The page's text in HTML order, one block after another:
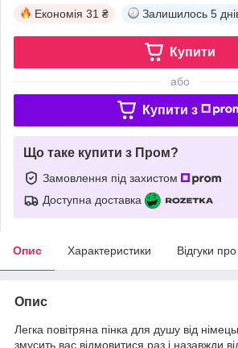
Економія 31 ₴ Залишилось 5
Купити
або
Купити з
Що таке купити з Пром?
Замовлення під захистом
Доступна доставка
Опис Характеристики Відгуки
Опис
Легка повітряна пінка для душу від
змусить вас відмовитися раз і назавжди